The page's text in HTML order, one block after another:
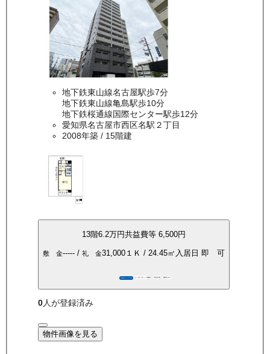
地下鉄東山線名古屋駅歩7分
地下鉄東山線亀島駅歩10分
地下鉄桜通線国際センター駅歩12分
愛知県名古屋市西区名駅２丁目
2008年築/ 15階建
13階6.2万円共益費等 6,500円
敷 金-----/ 礼 金31,000１Ｋ / 24.45㎡ 入居日 即 可
360°パノラマ インターネット無料 P空き有 都市ガス
0人が登録済み
物件画像を見る